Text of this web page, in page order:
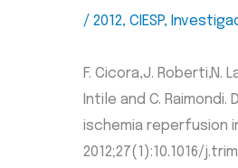
/ 2012, CIESP,
F. Cicora,J. Roberti,N.
Intile and C.
ischemia reperfusion
2012;27(1):10.1016/